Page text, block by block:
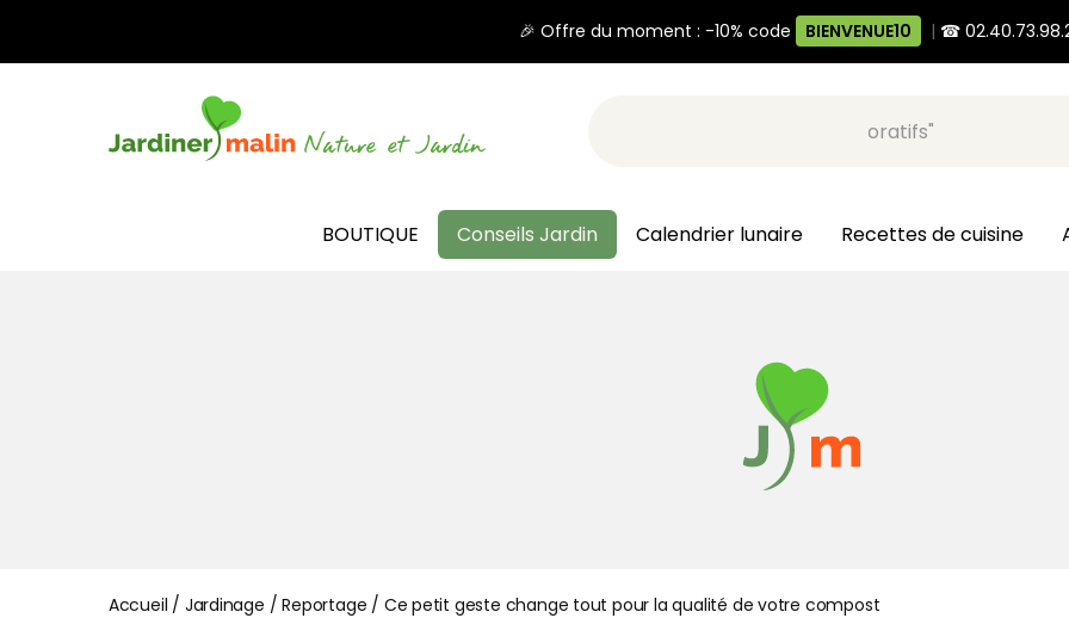
🎉 Offre du moment : -10% code BIENVENUE10 | ☎
Recherche, ex: "pots décoratifs"
BOUTIQUE Conseils Jardin Calendrier lunaire Recettes de cuisine
Accueil / Jardinage /Reportage / Ce petit geste change tout pour la qualité de votre compost